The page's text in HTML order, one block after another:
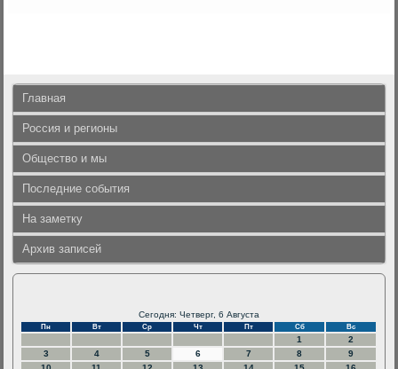
Главная
Россия и регионы
Общество и мы
Последние события
На заметку
Архив записей
Сегодня: Четверг, 6 Августа
Пн Вт Ср Чт Пт Сб Вс
1
2
3
4 5 6 7 8
9